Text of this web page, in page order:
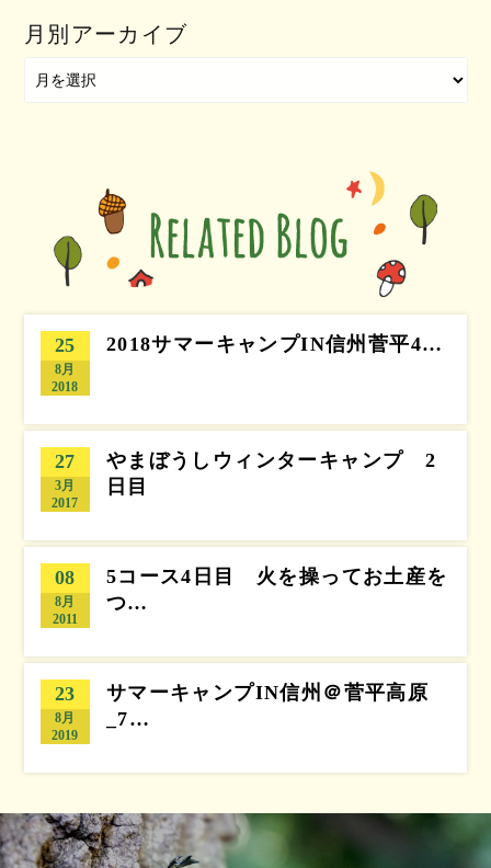
月別アーカイブ
25
8月
2018
2018サマーキャンプIN信州菅平4…
27
3月
2017
やまぼうしウィンターキャンプ 2
日目
08
8月
2011
5コース4日目 火を操ってお土産を
つ…
23
8月
2019
サマーキャンプIN信州＠菅平高原
_7…